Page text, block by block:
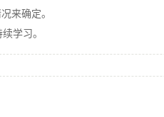
来确定。
学习。